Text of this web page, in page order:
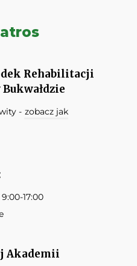
Rehabilitacji
- zobacz jak
17:00
Akademii